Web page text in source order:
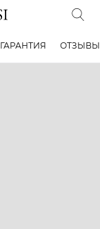
ГАРАНТИЯ ОТЗЫВЫ